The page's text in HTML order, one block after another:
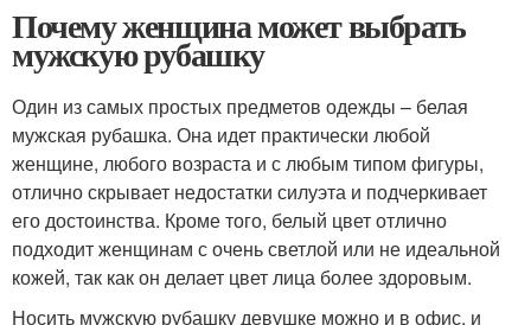
Почему женщина может выбрать
мужскую рубашку
Один из самых простых предметов одежды – белая
мужская рубашка. Она идет практически любой
женщине, любого возраста и с любым типом фигуры,
отлично скрывает недостатки силуэта и подчеркивает
его достоинства. Кроме того, белый цвет отлично
подходит женщинам с очень светлой или не идеальной
кожей, так как он делает цвет лица более здоровым.
Носить мужскую рубашку девушке можно и в офис, и